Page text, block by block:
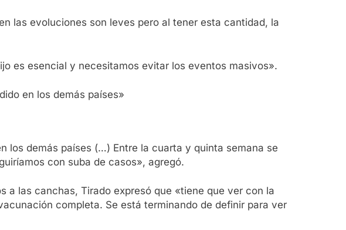
las evoluciones son leves pero al tener esta cantidad, la
es esencial y necesitamos evitar los eventos masivos».
en los demás países»
los demás países (…) Entre la cuarta y quinta semana se
con suba de casos», agregó.
a las canchas, Tirado expresó que «tiene que ver con la
completa. Se está terminando de definir para ver